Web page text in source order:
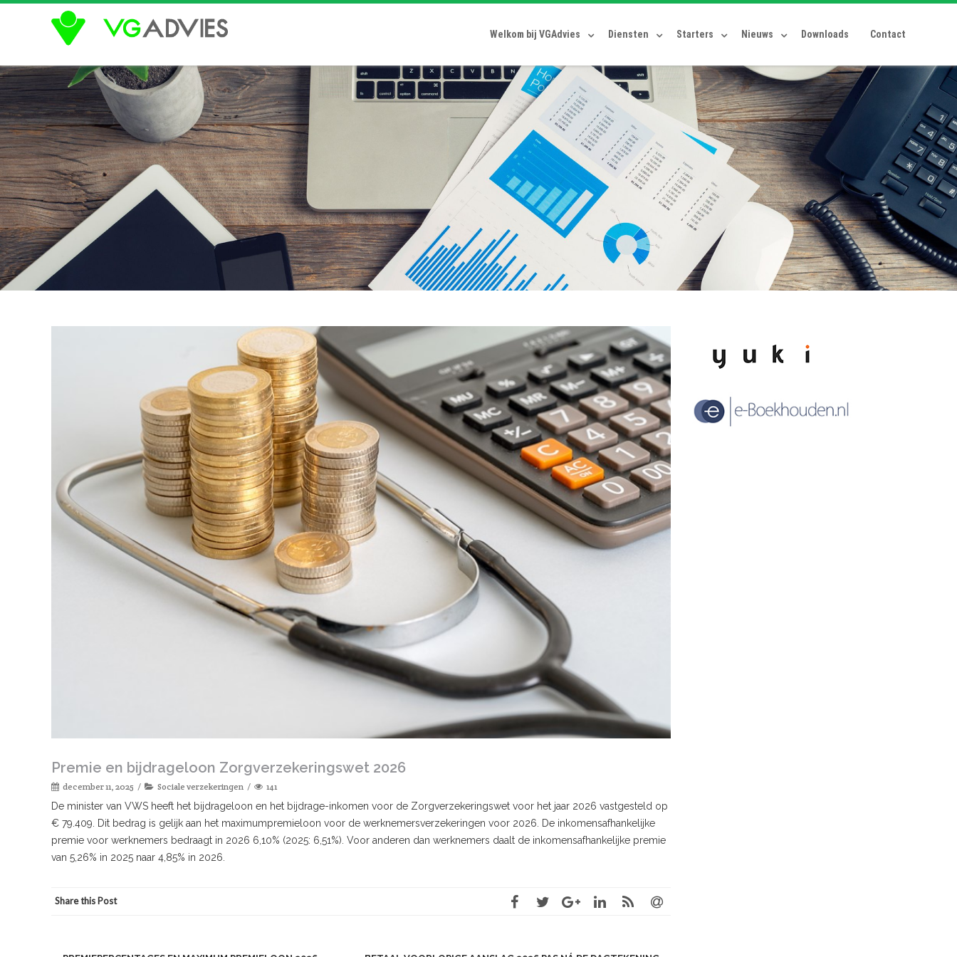
Welkom bij VGAdvies Diensten Starters Nieuws Downloads Contact
Premie en bijdrageloon Zorgverzekeringswet 2026
december 11, 2025 Sociale verzekeringen 141
De minister van VWS heeft het bijdrageloon en het bijdrage-inkomen voor de Zorgverzekeringswet voor het jaar 2026 vastgesteld op
€ 79.409. Dit bedrag is gelijk aan het maximumpremieloon voor de werknemersverzekeringen voor 2026. De inkomensafhankelijke
premie voor werknemers bedraagt in 2026 6,10% (2025: 6,51%). Voor anderen dan werknemers daalt de inkomensafhankelijke premie
van 5,26% in 2025 naar 4,85% in 2026.
Share this Post